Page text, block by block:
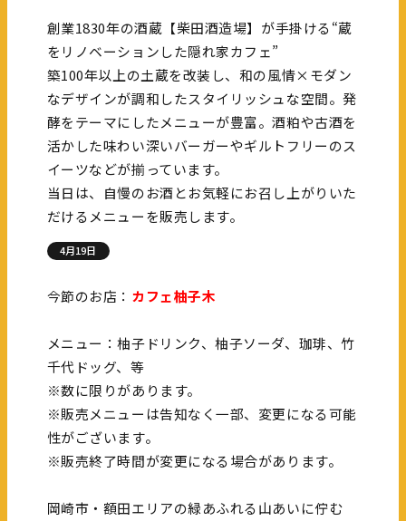
創業1830年の酒蔵【柴田酒造場】が手掛ける“蔵
をリノベーションした隠れ家カフェ”
築100年以上の土蔵を改装し、和の風情×モダン
なデザインが調和したスタイリッシュな空間。発
酵をテーマにしたメニューが豊富。酒粕や古酒を
活かした味わい深いバーガーやギルトフリーのス
イーツなどが揃っています。
当日は、自慢のお酒とお気軽にお召し上がりいた
だけるメニューを販売します。
4月19日
今節のお店： カフェ柚子木
メニュー：柚子ドリンク、柚子ソーダ、珈琲、竹
千代ドッグ、等
※数に限りがあります。
※販売メニューは告知なく一部、変更になる可能
性がございます。
※販売終了時間が変更になる場合があります。
岡崎市・額田エリアの緑あふれる山あいに佇む